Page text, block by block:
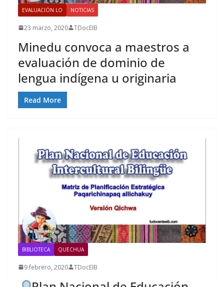
EVALUACIÓN LO NOTICIAS
23 marzo, 2020 TDocEIB
Minedu convoca a maestros a
evaluación de dominio de
lengua indígena u originaria
Read More
BIBLIOTECA QUECHUA
9 febrero, 2020 TDocEIB